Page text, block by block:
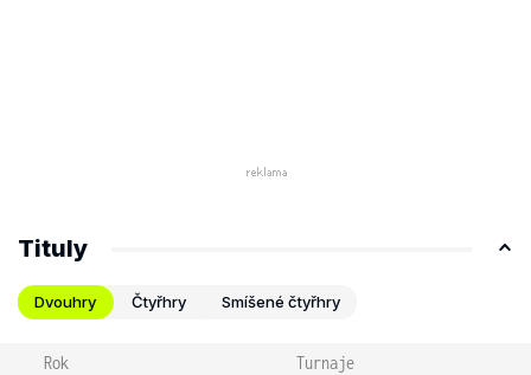
Tituly
Dvouhry Čtyřhry Smíšené čtyřhry
Rok Turnaje